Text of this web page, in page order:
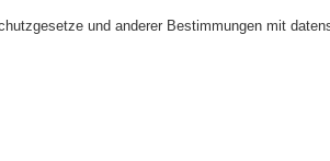
und anderer Bestimmungen mit